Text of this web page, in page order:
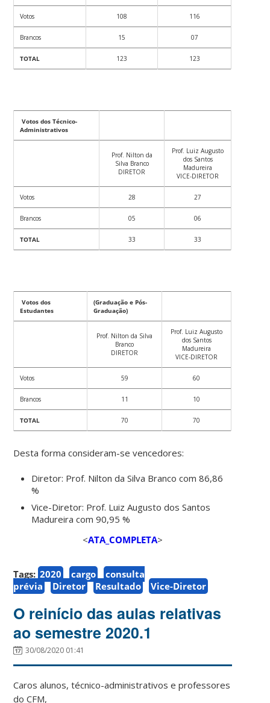
Votos 108 116
Brancos 15 07
TOTAL 123 123
Votos dos Técnico-
Administrativos
Prof. Nilton da
Silva Branco
DIRETOR
Prof. Luiz Augusto
dos Santos
Madureira
VICE-DIRETOR
Votos 28 27
Brancos 05 06
TOTAL 33 33
Votos dos
Estudantes
(Graduação e Pós-
Graduação)
Prof. Nilton da Silva
Branco
DIRETOR
Prof. Luiz Augusto
dos Santos
Madureira
VICE-DIRETOR
Votos 59 60
Brancos 11 10
TOTAL 70 70
Desta forma consideram-se vencedores:
Diretor: Prof. Nilton da Silva Branco com 86,86
%
Vice-Diretor: Prof. Luiz Augusto dos Santos
Madureira com 90,95 %
<ATA_COMPLETA>
Tags: 2020 cargo
consulta
prévia
Diretor Resultado Vice-Diretor
O reinício das aulas relativas
ao semestre 2020.1
30/08/2020 01:41
Caros alunos, técnico-administrativos e professores
do CFM,